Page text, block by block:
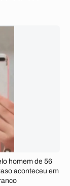
homem de 56
aconteceu em